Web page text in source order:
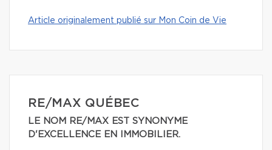
Article originalement publié sur Mon Coin de Vie
RE/MAX QUÉBEC
LE NOM RE/MAX EST SYNONYME
D'EXCELLENCE EN IMMOBILIER.